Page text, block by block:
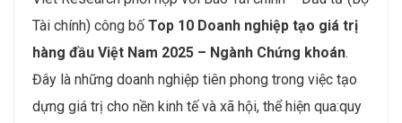
Tài chính) công bố Top 10 Doanh nghiệp tạo giá trị
hàng đầu Việt Nam 2025 – Ngành Chứng khoán.
Đây là những doanh nghiệp tiên phong trong việc tạo
dựng giá trị cho nền kinh tế và xã hội, thể hiện qua:quy